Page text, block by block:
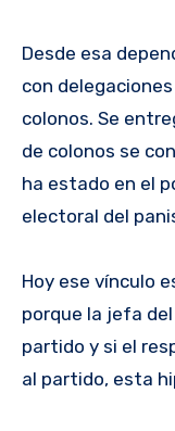
Desde esa
con
colonos. Se
de colonos se
ha estado en el
electoral del
Hoy ese vínculo
porque la jefa
partido y si el
al partido, esta